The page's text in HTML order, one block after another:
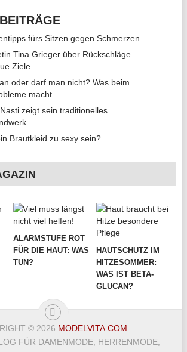
fürs Sitzen gegen Schmerzen
Tina Grieger über Rückschläge
Ziele
oder darf man nicht? Was beim
macht
zeigt sein traditionelles
Brautkleid zu sexy sein?
ALARMSTUFE ROT
FÜR DIE HAUT: WAS
TUN?
HAUTSCHUTZ IM
HITZESOMMER:
WAS IST BETA-
GLUCAN?
© 2026 MODELVITA.COM.
FÜR DAMENMODE, HERRENMODE,